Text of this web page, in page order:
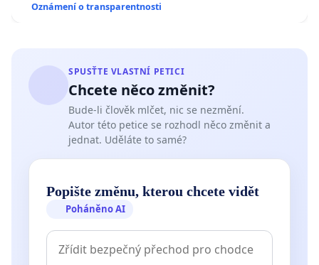
Oznámení o transparentnosti
SPUSŤTE VLASTNÍ PETICI
Chcete něco změnit?
Bude-li člověk mlčet, nic se nezmění.
Autor této petice se rozhodl něco změnit a
jednat. Uděláte to samé?
Popište změnu, kterou chcete vidět
Poháněno AI